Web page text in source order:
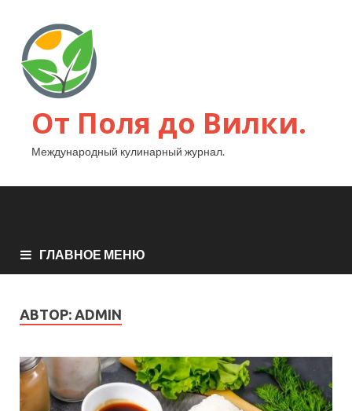
От Поля до Вилки.
Международный кулинарный журнал.
ГЛАВНОЕ МЕНЮ
АВТОР: ADMIN